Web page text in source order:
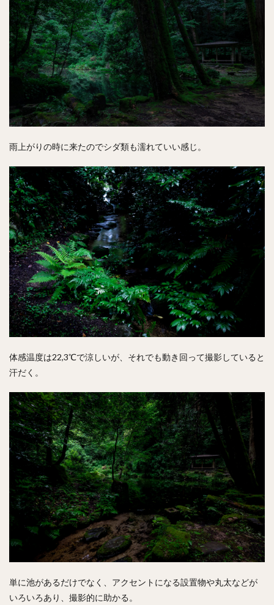
雨上がりの時に来たのでシダ類も濡れていい感じ。
体感温度は22,3℃で涼しいが、それでも動き回って撮影していると
汗だく。
単に池があるだけでなく、アクセントになる設置物や丸太などが
いろいろあり、撮影的に助かる。